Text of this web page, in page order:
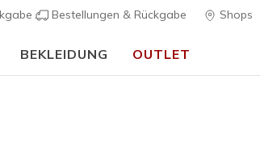
Bestellungen & Rückgabe Shops
BEKLEIDUNG OUTLET